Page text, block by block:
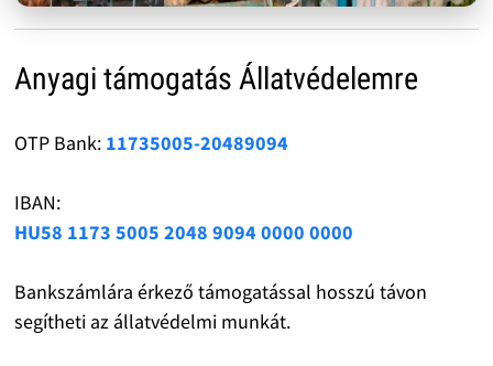
Anyagi támogatás Állatvédelemre
OTP Bank: 11735005-20489094
IBAN:
HU58 1173 5005 2048 9094 0000 0000
Bankszámlára érkező támogatással hosszú távon
segítheti az állatvédelmi munkát.